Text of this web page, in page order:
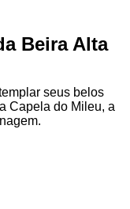
Beira Alta
seus belos
Capela do Mileu, a